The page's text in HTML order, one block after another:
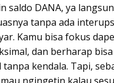
saldo DANA, ya
tanpa ada
Kamu bisa fokus
dan berharap
kendala. Tapi,